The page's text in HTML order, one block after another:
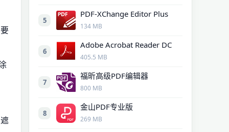
5
PDF-XChange Editor Plus
134 MB
6
Adobe Acrobat Reader DC
405.5 MB
7
福昕高级PDF编辑器
800 MB
8
金山PDF专业版
269 MB